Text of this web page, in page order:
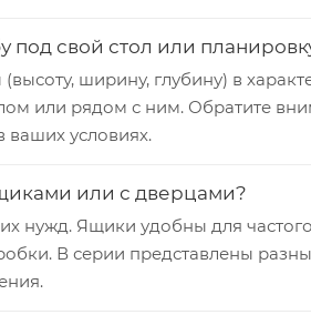
под свой стол или
ширину, глубину) в
или рядом с ним. Обратите
ваших условиях.
или с дверцами?
нужд. Ящики удобны для
В серии представлены